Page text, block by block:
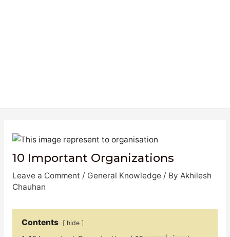
10 Important Organizations
Leave a Comment / General Knowledge/ By Akhilesh
Chauhan
Contents hide